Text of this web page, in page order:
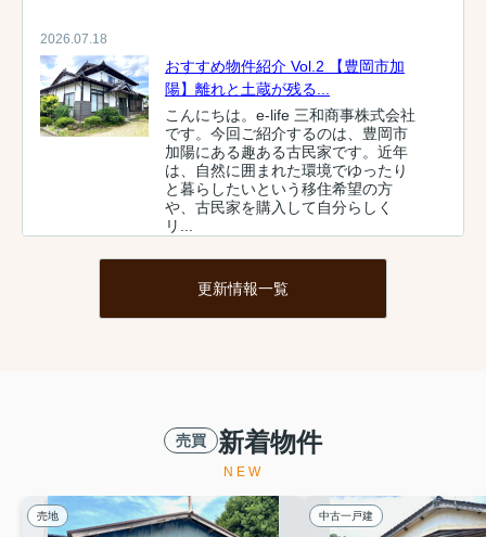
2026.07.18
おすすめ物件紹介 Vol.2 【豊岡市加
陽】離れと土蔵が残る...
こんにちは。e-life 三和商事株式会社
です。今回ご紹介するのは、豊岡市
加陽にある趣ある古民家です。近年
は、自然に囲まれた環境でゆったり
と暮らしたいという移住希望の方
や、古民家を購入して自分らしく
リ...
おすすめ物件紹介 Vol.1 【豊岡市下
陰】築浅だからこそ叶...
回ご紹介するのは、2022年築の築浅
中古住宅です。「新築は...
定休日変更のお知らせ
更新情報一覧
売買 新着物件
NEW
売地 中古一戸建